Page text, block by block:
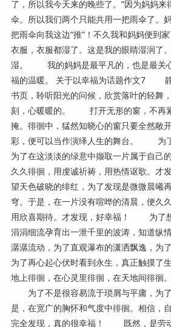
了，所以我今天来的晚些了。”因为妈妈
伞。所以我们两个只能共用一把雨伞了。
把雨伞向我这边“推”！不久我和妈妈便到
衣服，衣服都湿了。这是我的眼睛湿润了
湿。 我的妈妈是最平凡的，也是最关
福的温暖。 关于以幸福为话题作文7 静
书页，聆听阳光的问候，欣赏落叶的轻舞
刻，心暖暖的。 打开无形的窗，不再
掩。徘徊中，猛然知晓心的窗只要全然敞
彩，便可以当作演绎人生的舞台。 为了
为了在这淡淡的绿意中撷取一片属于自己
久久徘徊，用虔诚祈祷，用热情讴歌。
望天色破晓的绯红，为了发现是微微晨曦
穹。于是，在一片没有喧哗的清晨，便久
用欣喜期待。才发现，好幸福！ 为了
涓涓细流孕育出一泄千里的波涛，知道纵
潺潺流动，为了直观瀑布的潇洒飘逸，为
为了再心起心伏时看到永生，真正触摸了
地上徘徊，在心灵里徘徊，在天地间徘徊
为了不是很容易流于琐屑与平庸，为
是，在宽广的胸怀和气度中徘徊。相信，
完全发现，真的很幸福！ 既然，是劳